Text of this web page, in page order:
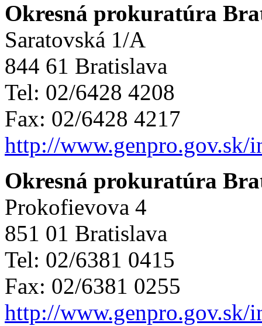
Okresná prokuratúra
Saratovská 1/A
844 61 Bratislava
Tel: 02/6428 4208
Fax: 02/6428 4217
http://www.genpro.gov.sk/
Okresná prokuratúra
Prokofievova 4
851 01 Bratislava
Tel: 02/6381 0415
Fax: 02/6381 0255
http://www.genpro.gov.sk/